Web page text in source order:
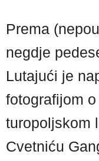
Prema
negdje
Lutajući je
fotografijom
turopoljskom
Cvetniću